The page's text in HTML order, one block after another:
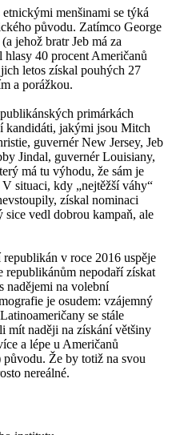
menšinami se týká
původu. Zatímco George
jehož bratr Jeb má za
40 procent Američanů
letos získal pouhých 27
a porážkou.
primárkách
kandidáti, jakými jsou Mitch
guvernér New Jersey, Jeb
Jindal, guvernér Louisiany,
má tu výhodu, že sám je
situaci, kdy „nejtěžší váhy“
získal nominaci
vedl dobrou kampaň, ale
v roce 2016 uspěje
republikánům nepodaří získat
nadějemi na volební
je osudem: vzájemný
se stále
mít naději na získání většiny
a lépe u Američanů
původu. Že by totiž na svou
nereálné.